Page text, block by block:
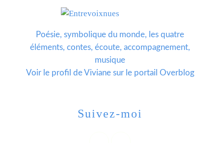
Poésie, symbolique du monde, les quatre
éléments, contes, écoute, accompagnement,
musique
Voir le profil deVivianesur le portail Overblog
Suivez-moi